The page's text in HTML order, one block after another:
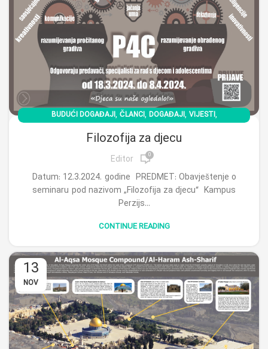
BUDUĆI DOGAĐAJI, ČLANCI, DOGAĐAJI, VIJESTI,
دسته بندی نشده
Filozofija za djecu
Editor 0
Datum: 12.3.2024. godine PREDMET: Obavještenje o
seminaru pod nazivom „Filozofija za djecu“ Kampus
Perzijs...
CONTINUE READING
13
NOV